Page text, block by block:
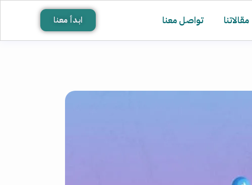
مقالاتنا تواصل معنا ابدأ معنا